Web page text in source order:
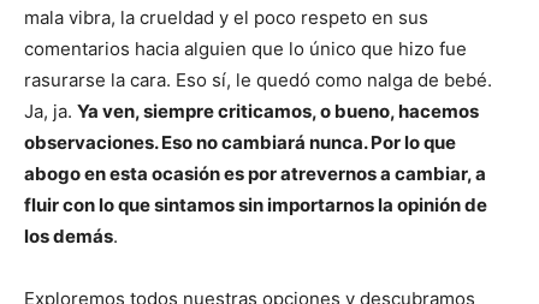
mala vibra, la crueldad y el poco respeto en sus
comentarios hacia alguien que lo único que hizo fue
rasurarse la cara. Eso sí, le quedó como nalga de bebé.
Ja, ja. Ya ven, siempre criticamos, o bueno, hacemos
observaciones. Eso no cambiará nunca. Por lo que
abogo en esta ocasión es por atrevernos a cambiar, a
fluir con lo que sintamos sin importarnos la opinión de
los demás.
Exploremos todos nuestras opciones y descubramos